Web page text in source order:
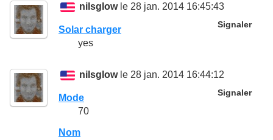
nilsglowle 28 jan. 2014 16:45:43
Signaler
Solar charger
yes
nilsglowle 28 jan. 2014 16:44:12
Signaler
Mode
70
Nom